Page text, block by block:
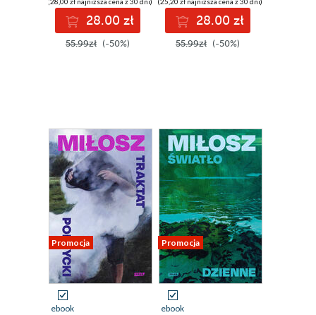
(28,00 zł najniższa cena z 30 dni)
28.00 zł
55.99zł (-50%)
(25,20 zł najniższa cena z 30 dni)
28.00 zł
55.99zł (-50%)
Promocja
ebook
Promocja
ebook